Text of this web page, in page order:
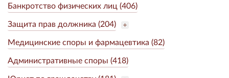
Банкротство физических лиц (406)
Защита прав должника (204)
Медицинские споры и фармацевтика (82)
Административные споры (418)